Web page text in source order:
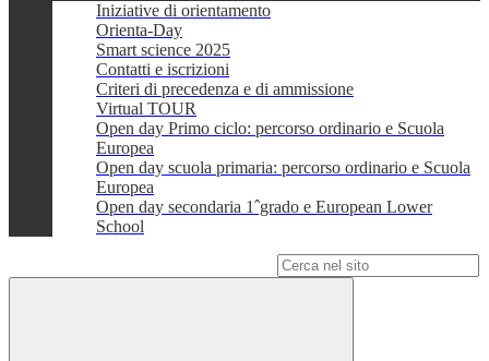
Iniziative di orientamento
Orienta-Day
Smart science 2025
Contatti e iscrizioni
Criteri di precedenza e di ammissione
Virtual TOUR
Open day Primo ciclo: percorso ordinario e Scuola
Europea
Open day scuola primaria: percorso ordinario e Scuola
Europea
Open day secondaria 1ˆgrado e European Lower
School